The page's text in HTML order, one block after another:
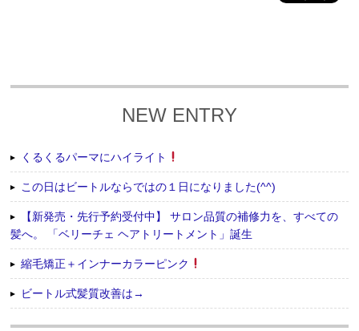
NEW ENTRY
くるくるパーマにハイライト
この日はビートルならではの１日になりました(^^)
【新発売・先行予約受付中】 サロン品質の補修力を、すべての
髪へ。 「ベリーチェ ヘアトリートメント」誕生
縮毛矯正＋インナーカラーピンク
ビートル式髪質改善は→